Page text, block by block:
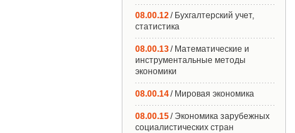
08.00.12/ Бухгалтерский учет,
статистика
08.00.13/ Математические и
инструментальные методы
экономики
08.00.14/ Мировая экономика
08.00.15/ Экономика зарубежных
социалистических стран